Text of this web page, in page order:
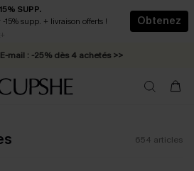
SUPP.
15% supp. + livraison offerts !
Obtenez
éclair 2-3 jours ouvrés >>
mail : -25% dès 4 achetés >>
654 articles